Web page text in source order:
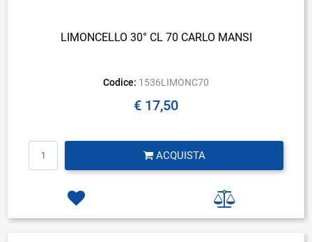
LIMONCELLO 30° CL 70 CARLO MANSI
Codice: 1536LIMONC70
€ 17,50
ACQUISTA